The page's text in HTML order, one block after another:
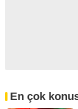
En çok